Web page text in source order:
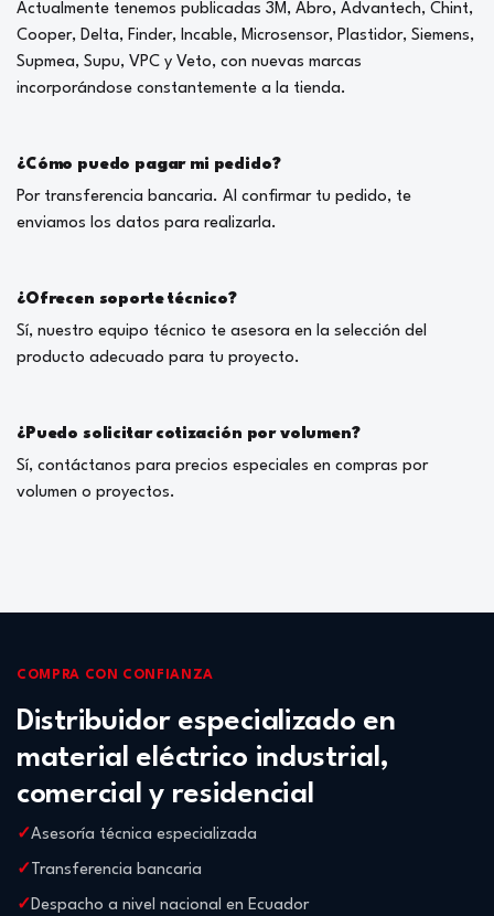
Actualmente tenemos publicadas 3M, Abro, Advantech, Chint,
Cooper, Delta, Finder, Incable, Microsensor, Plastidor, Siemens,
Supmea, Supu, VPC y Veto, con nuevas marcas
incorporándose constantemente a la tienda.
¿Cómo puedo pagar mi pedido?
Por transferencia bancaria. Al confirmar tu pedido, te
enviamos los datos para realizarla.
¿Ofrecen soporte técnico?
Sí, nuestro equipo técnico te asesora en la selección del
producto adecuado para tu proyecto.
¿Puedo solicitar cotización por volumen?
Sí, contáctanos para precios especiales en compras por
volumen o proyectos.
COMPRA CON CONFIANZA
Distribuidor especializado en
material eléctrico industrial,
comercial y residencial
Asesoría técnica especializada
Transferencia bancaria
Despacho a nivel nacional en Ecuador